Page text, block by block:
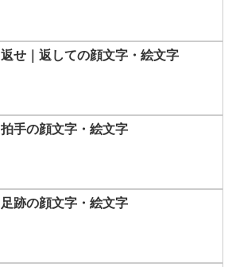
返せ｜返しての顔文字・絵文字
拍手の顔文字・絵文字
足跡の顔文字・絵文字